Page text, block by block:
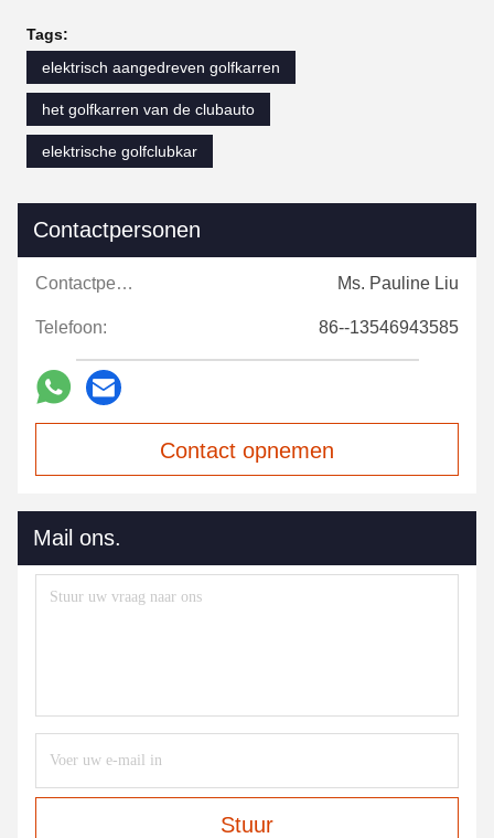
Tags:
elektrisch aangedreven golfkarren
het golfkarren van de clubauto
elektrische golfclubkar
Contactpersonen
Contactpersonen: Ms. Pauline Liu
Telefoon: 86--13546943585
Contact opnemen
Mail ons.
Stuur